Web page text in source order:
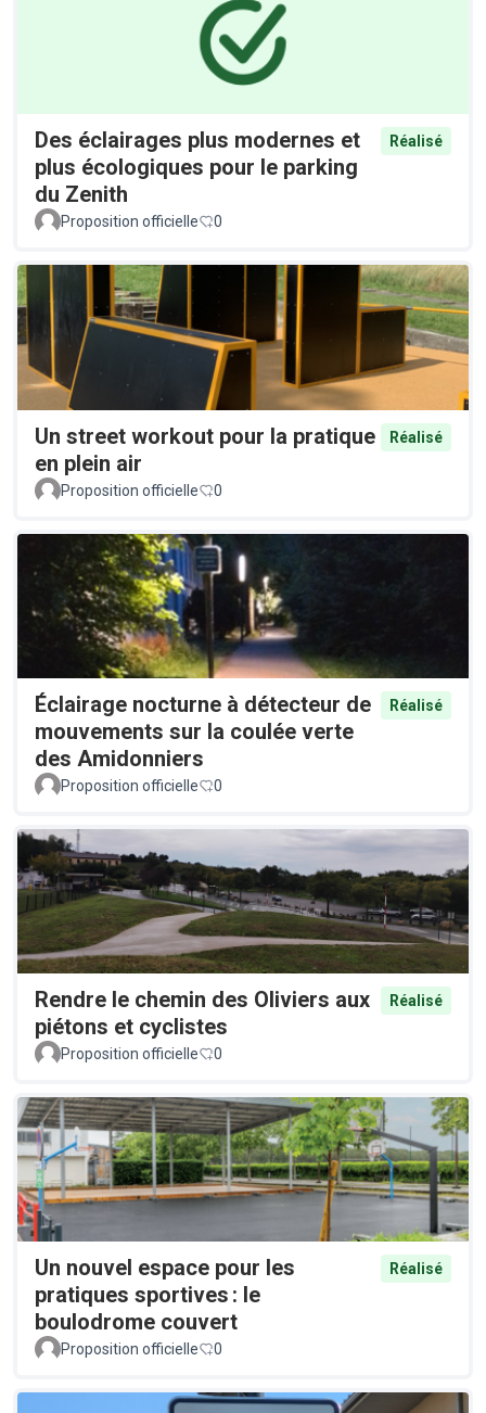
Des éclairages plus modernes et
plus écologiques pour le parking
du Zenith
Réalisé
Proposition officielle 0
Un street workout pour la pratique
en plein air
Réalisé
Proposition officielle 0
Éclairage nocturne à détecteur de
mouvements sur la coulée verte
des Amidonniers
Réalisé
Proposition officielle 0
Rendre le chemin des Oliviers aux
piétons et cyclistes
Réalisé
Proposition officielle 0
Un nouvel espace pour les
pratiques sportives : le
boulodrome couvert
Réalisé
Proposition officielle 0